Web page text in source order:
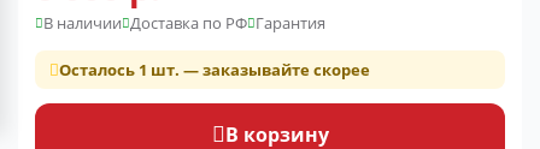
В наличии Доставка по РФ Гарантия
Осталось 1 шт. — заказывайте скорее
В корзину